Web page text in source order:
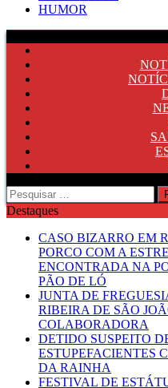
HUMOR
Pesquisar
por:
Destaques
CASO BIZARRO EM
PORCO COM A
ENCONTRADA NA
PÃO DE LÓ
JUNTA DE
RIBEIRA DE SÃO
COLABORADORA
DETIDO SUSPEITO
ESTUPEFACIENTES
DA RAINHA
FESTIVAL DE